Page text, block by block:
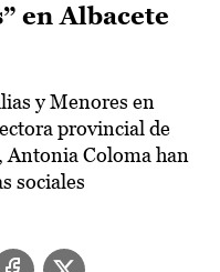
en Albacete
y Menores en
provincial de
Antonia Coloma han
sociales